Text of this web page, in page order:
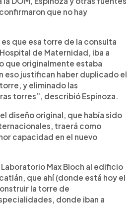
que no hay
es que esa torre de la consulta
de Maternidad, iba a
que originalmente estaba
eso justifican haber duplicado el
y eliminado las
torres”, describió Espinoza.
diseño original, que había sido
traerá como
capacidad en el nuevo
Laboratorio Max Bloch al edificio
que ahí (donde está hoy el
la torre de
donde iban a